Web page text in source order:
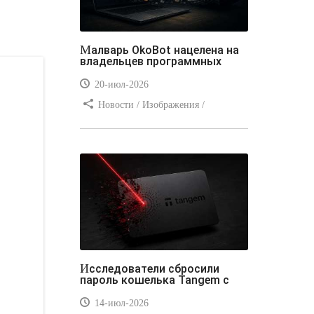
Малварь OkoBot нацелена на
владельцев программных
20-июл-2026
Новости / Изображения /
Самоучитель CSS / Линии и рамки /
Видео уроки / Заработок
Исследователи сбросили
пароль кошелька Tangem с
14-июл-2026